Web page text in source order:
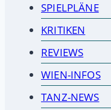
SPIELPLÄNE
KRITIKEN
REVIEWS
WIEN-INFOS
TANZ-NEWS